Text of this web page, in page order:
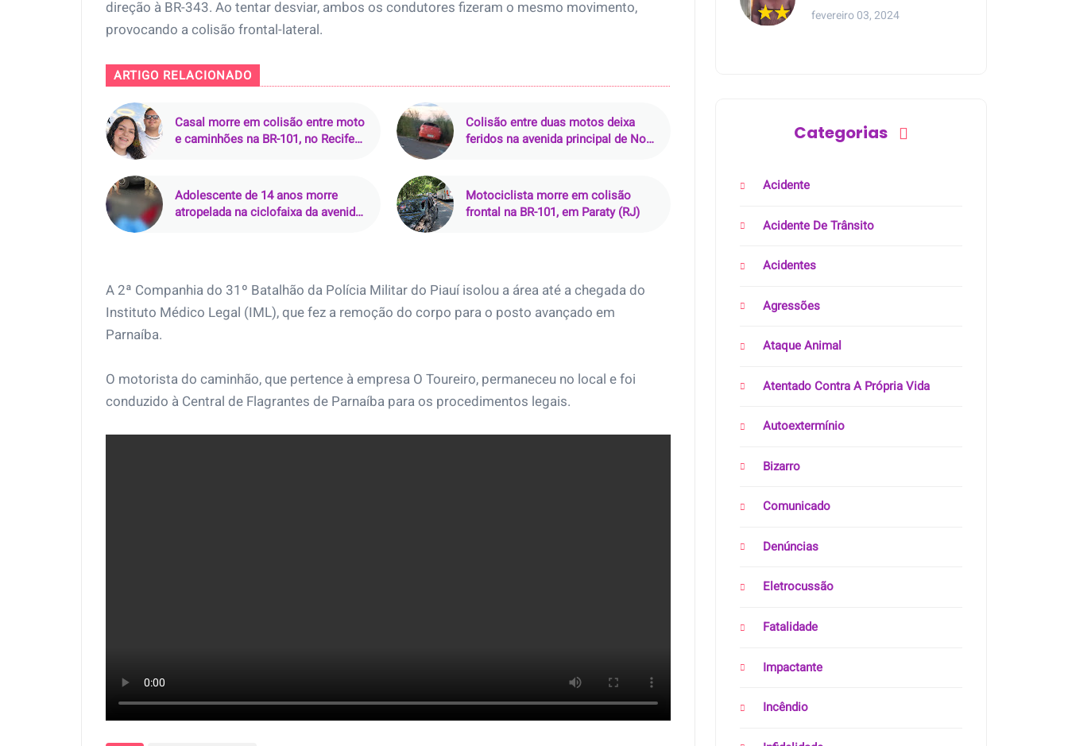
direção à BR-343. Ao tentar desviar, ambos os condutores fizeram o mesmo movimento,
provocando a colisão frontal-lateral.
ARTIGO RELACIONADO
Casal morre em colisão entre moto
e caminhões na BR-101, no Recife
Colisão entre duas motos deixa
feridos na avenida principal de Nova
Adolescente de 14 anos morre
atropelada na ciclofaixa da avenida
Motociclista morre em colisão
frontal na BR-101, em Paraty (RJ)
A 2ª Companhia do 31º Batalhão da Polícia Militar do Piauí isolou a área até a chegada do
Instituto Médico Legal (IML), que fez a remoção do corpo para o posto avançado em
Parnaíba.
O motorista do caminhão, que pertence à empresa O Toureiro, permaneceu no local e foi
conduzido à Central de Flagrantes de Parnaíba para os procedimentos legais.
dança seminua no
meio da rua na Bahia
fevereiro 03, 2024
Categorias
Acidente
Acidente De Trânsito
Acidentes
Agressões
Ataque Animal
Atentado Contra A Própria Vida
Autoextermínio
Bizarro
Comunicado
Denúncias
Eletrocussão
Fatalidade
Impactante
Incêndio